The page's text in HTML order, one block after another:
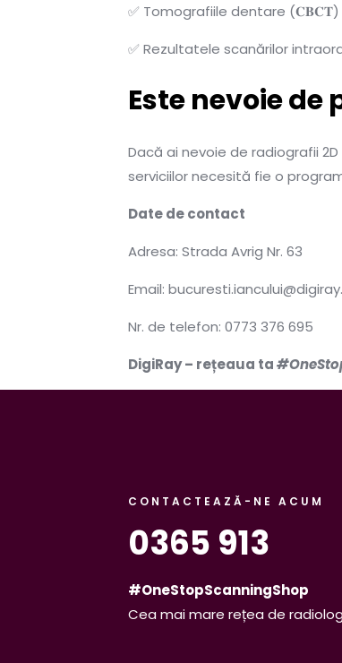
✅ Tomografiile dentare
✅ Rezultatele scanărilor
Este nevoie
Dacă ai nevoie de radiografii
serviciilor necesită fie o
Date de contact
Adresa: Strada Avrig Nr. 63
Email:
Nr. de telefon: 0773 376 695
DigiRay – rețeaua ta
CONTACTEAZĂ-NE ACUM
0365 913
#OneStopScanningShop
Cea mai mare rețea de